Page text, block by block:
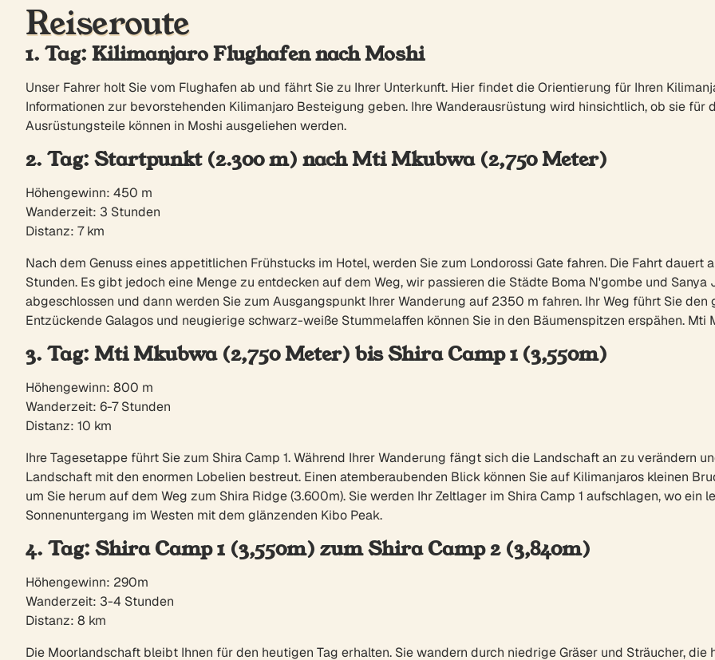
Reiseroute
1. Tag: Kilimanjaro Flughafen nach Moshi
Unser Fahrer holt Sie vom Flughafen ab und fährt Sie zu Ihrer Unterkunft. Hier findet die Orientierung für Ihren
Informationen zur bevorstehenden Kilimanjaro Besteigung geben. Ihre Wanderausrüstung wird hinsichtlich, ob sie
Ausrüstungsteile können in Moshi ausgeliehen werden.
2. Tag: Startpunkt (2.300 m) nach Mti Mkubwa (2,750 Meter)
Höhengewinn: 450 m
Wanderzeit: 3 Stunden
Distanz: 7 km
Nach dem Genuss eines appetitlichen Frühstucks im Hotel, werden Sie zum Londorossi Gate fahren. Die Fahrt
Stunden. Es gibt jedoch eine Menge zu entdecken auf dem Weg, wir passieren die Städte Boma N'gombe und Sanya
abgeschlossen und dann werden Sie zum Ausgangspunkt Ihrer Wanderung auf 2350 m fahren. Ihr Weg führt Sie
Entzückende Galagos und neugierige schwarz-weiße Stummelaffen können Sie in den Bäumenspitzen erspähen.
3. Tag: Mti Mkubwa (2,750 Meter) bis Shira Camp 1 (3,550m)
Höhengewinn: 800 m
Wanderzeit: 6-7 Stunden
Distanz: 10 km
Ihre Tagesetappe führt Sie zum Shira Camp 1. Während Ihrer Wanderung fängt sich die Landschaft an zu verändern
Landschaft mit den enormen Lobelien bestreut. Einen atemberaubenden Blick können Sie auf Kilimanjaros kleinen
um Sie herum auf dem Weg zum Shira Ridge (3.600m). Sie werden Ihr Zeltlager im Shira Camp 1 aufschlagen, wo ein
Sonnenuntergang im Westen mit dem glänzenden Kibo Peak.
4. Tag: Shira Camp 1 (3,550m) zum Shira Camp 2 (3,840m)
Höhengewinn: 290m
Wanderzeit: 3-4 Stunden
Distanz: 8 km
Die Moorlandschaft bleibt Ihnen für den heutigen Tag erhalten. Sie wandern durch niedrige Gräser und Sträucher,